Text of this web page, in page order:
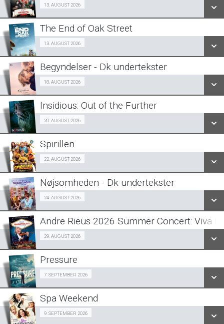
LÆS MERE
13. AUGUST 2026Billig-Bio premiere 13/08
SE ALLE DAGE
LÆS MERE
The End of Oak Street
13. AUGUST 2026
SE ALLE DAGE
LÆS MERE
Begyndelser - Dk undertekster
18. AUGUST 2026Halv-pris event 18/08
SE ALLE DAGE
LÆS MERE
Insidious: Out of the Further
20. AUGUST 2026
SE ALLE DAGE
LÆS MERE
Spirillen
22. AUGUST 2026Forpremiere 22/08
SE ALLE DAGE
LÆS MERE
Nøjsomheden - Dk undertekster
24. AUGUST 2026Forpremiere 24/08
SE ALLE DAGE
LÆS MERE
Andre Rieus 2026 Summer Concert: Viva
29. AUGUST 2026
SE ALLE DAGE
LÆS MERE
Pressure
7. SEPTEMBER 2026Halv-pris event 07/09
SE ALLE DAGE
Spa Weekend
9. SEPTEMBER 2026Girls Night Out 09/09